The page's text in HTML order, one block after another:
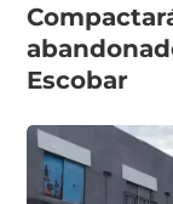
Escobar